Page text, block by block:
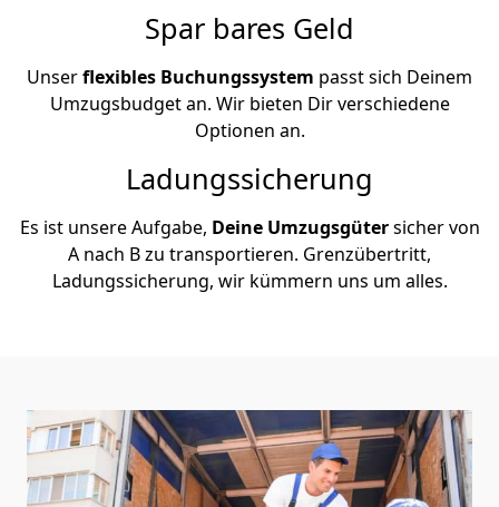
Spar bares Geld
Unserflexibles Buchungssystem passt sich Deinem
Umzugsbudget an. Wir bieten Dir verschiedene
Optionen an.
Ladungssicherung
Es ist unsere Aufgabe, Deine Umzugsgütersicher von
A nach B zu transportieren. Grenzübertritt,
Ladungssicherung, wir kümmern uns um alles.